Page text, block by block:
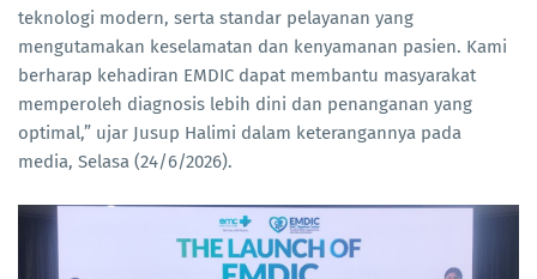
teknologi modern, serta standar pelayanan yang
mengutamakan keselamatan dan kenyamanan pasien. Kami
berharap kehadiran EMDIC dapat membantu masyarakat
memperoleh diagnosis lebih dini dan penanganan yang
optimal,” ujar Jusup Halimi dalam keterangannya pada
media, Selasa (24/6/2026).